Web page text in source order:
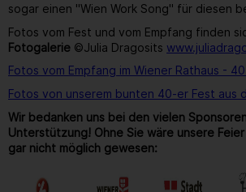
sogar einen "Wien Work Song" für diesen
Fotos vom Fest und vom Empfang finden
Fotogalerie ©Julia Dragosits
Fotos vom Empfang im Wiener Rathaus -
Fotos von unserem bunten 40-er Fest aus
Wir bedanken uns bei den vielen
Unterstützung! Ohne Sie wäre unsere Feier
gar nicht möglich gewesen: